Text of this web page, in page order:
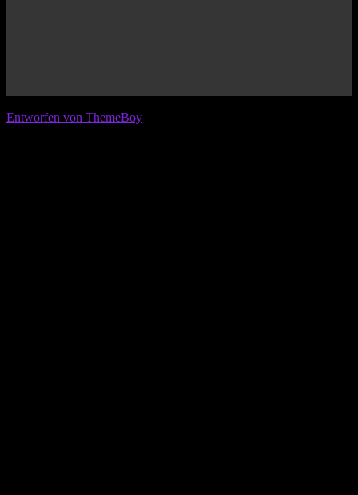
Entworfen von ThemeBoy